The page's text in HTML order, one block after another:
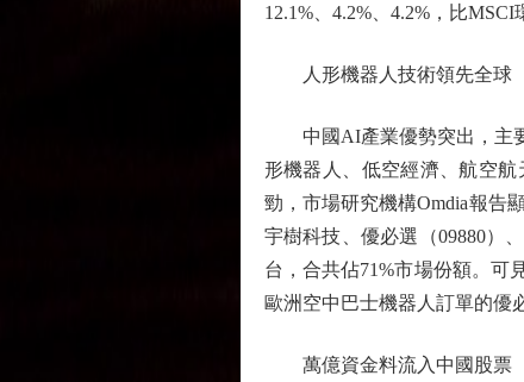
12.1%、4.2%、4.2%，比MSCI
人形機器人技術領先全球
中國AI產業優勢突出，主要
形機器人、低空經濟、航空
勁，市場研究機構Omdia報告
宇樹科技、優必選（09880）
台，合共佔71%市場份額。可
歐洲空中巴士機器人訂單的優
萬億資金料流入中國股票